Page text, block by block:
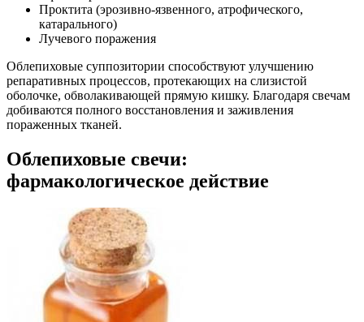
Проктита (эрозивно-язвенного, атрофического,
катарального)
Лучевого поражения
Облепиховые суппозитории способствуют улучшению
репаративных процессов, протекающих на слизистой
оболочке, обволакивающей прямую кишку. Благодаря свечам
добиваются полного восстановления и заживления
пораженных тканей.
Облепиховые свечи:
фармакологическое действие